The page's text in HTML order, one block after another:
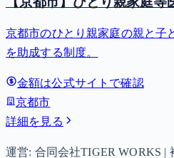
京都市のひとり親家庭の親と子
を助成する制度。
金額は公式サイトで確認
京都市
詳細を見る
運営: 合同会社TIGER WORKS |